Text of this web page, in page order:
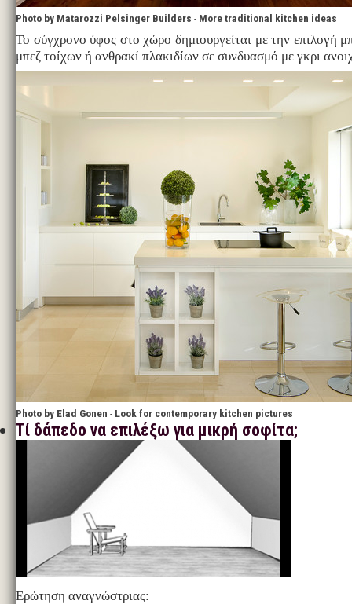
Photo by Matarozzi Pelsinger Builders - More traditional kitchen ideas
Το σύγχρονο ύφος στο χώρο δημιουργείται με την επιλογή
μπεζ τοίχων ή ανθρακί πλακιδίων σε συνδυασμό με γκρι
Photo by Elad Gonen - Look for contemporary kitchen pictures
Τί δάπεδο να επιλέξω για μικρή σοφίτα;
Ερώτηση αναγνώστριας: